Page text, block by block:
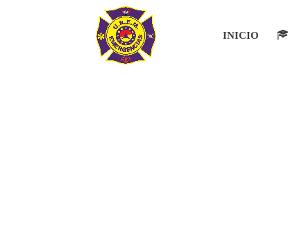
INICIO